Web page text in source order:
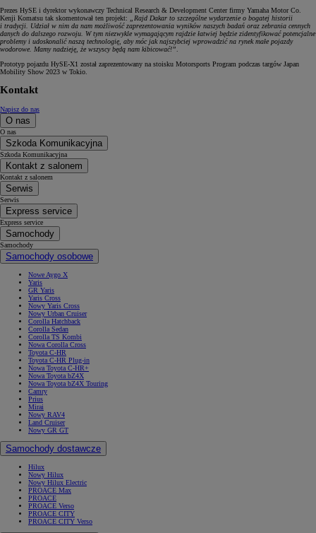
Prezes HySE i dyrektor wykonawczy Technical Research & Development Center firmy Yamaha Motor Co.
Kenji Komatsu tak skomentował ten projekt:
„Rajd Dakar to szczególne wydarzenie o bogatej historii
i tradycji. Udział w nim da nam możliwość zaprezentowania wyników naszych badań oraz zebrania cennych
danych do dalszego rozwoju. W tym niezwykle wymagającym rajdzie łatwiej będzie zidentyfikować potencjalne
problemy i udoskonalić naszą technologię, aby móc jak najszybciej wprowadzić na rynek małe pojazdy
wodorowe. Mamy nadzieję, że wszyscy będą nam kibicować!”
Prototyp pojazdu HySE-X1 został zaprezentowany na stoisku Motorsports Program podczas targów Japan
Mobility Show 2023 w Tokio.
Kontakt
Napisz do nas
O nas
O nas
Szkoda Komunikacyjna
Szkoda Komunikacyjna
Kontakt z salonem
Kontakt z salonem
Serwis
Serwis
Express service
Express service
Samochody
Samochody
Samochody osobowe
Nowe Aygo X
Yaris
GR Yaris
Yaris Cross
Nowy Yaris Cross
Nowy Urban Cruiser
Corolla Hatchback
Corolla Sedan
Corolla TS Kombi
Nowa Corolla Cross
Toyota C-HR
Toyota C-HR Plug-in
Nowa Toyota C-HR+
Nowa Toyota bZ4X
Nowa Toyota bZ4X Touring
Camry
Prius
Mirai
Nowy RAV4
Land Cruiser
Nowy GR GT
Samochody dostawcze
Hilux
Nowy Hilux
Nowy Hilux Electric
PROACE Max
PROACE
PROACE Verso
PROACE CITY
PROACE CITY Verso